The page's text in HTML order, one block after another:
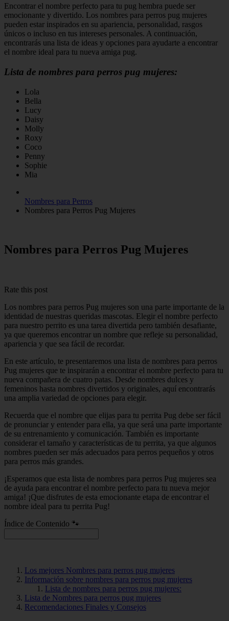
Encontrar el nombre perfecto para tu pug hembra puede ser
emocionante y divertido. Los nombres para perros pug mujeres
pueden estar inspirados en su apariencia, personalidad, rasgos
únicos o incluso en tus intereses personales. A continuación,
encontrarás una lista de ideas y opciones para ayudarte a encontrar
el nombre ideal para tu nueva amiga pug.
Lista de nombres para perros pug mujeres:
Lola
Bella
Lucy
Daisy
Molly
Roxy
Coco
Penny
Sophie
Mia
Nombres para Perros
Nombres para Perros Pug Mujeres
Nombres para Perros Pug Mujeres
Rate this post
Los nombres para perros Pug mujeres son una parte importante de la
identidad de nuestras queridas mascotas. Elegir el nombre perfecto
para nuestro perrito es una tarea divertida pero también desafiante,
ya que queremos encontrar un nombre que refleje su personalidad,
apariencia y que sea fácil de recordar.
En este artículo, te presentaremos una lista de nombres para perros
Pug mujeres que te inspirarán a encontrar el nombre perfecto para tu
nueva compañera de cuatro patas. Desde nombres dulces y
femeninos hasta nombres divertidos y originales, aquí encontrarás
una amplia variedad de opciones para elegir.
Recuerda que el nombre que elijas para tu perrita Pug debe ser fácil
de pronunciar y entender para ella, ya que será una parte importante
de su entrenamiento y comunicación. También es importante
considerar el tamaño y características de tu perrita, ya que algunos
nombres pueden ser más adecuados para perros pequeños y otros
para perros más grandes.
¡Esperamos que esta lista de nombres para perros Pug mujeres sea
de ayuda para encontrar el nombre perfecto para tu nueva mejor
amiga! ¡Que disfrutes de esta emocionante etapa de encontrar el
nombre ideal para tu perrita Pug!
Índice de Contenido 🐾
Los mejores Nombres para perros pug mujeres
Información sobre nombres para perros pug mujeres
Lista de nombres para perros pug mujeres:
Lista de Nombres para perros pug mujeres
Recomendaciones Finales y Consejos